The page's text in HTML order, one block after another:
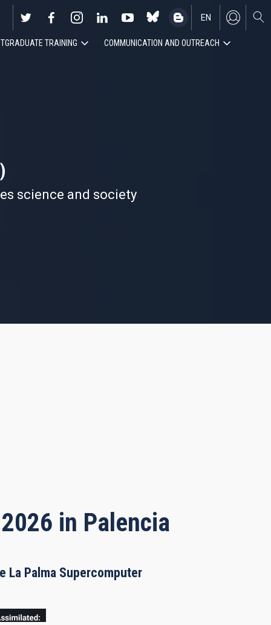
EN
ES
TRAINING COMMUNICATION AND OUTREACH
science and society
in Palencia
La Palma Supercomputer